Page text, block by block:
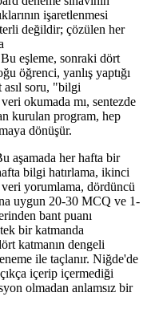
işaretlenmesi
değildir; çözülen her
eşleme, sonraki dört
öğrenci, yanlış yaptığı
soru, "bilgi
okumada mı, sentezde
kurulan program, hep
dönüşür.
aşamada her hafta bir
bilgi hatırlama, ikinci
yorumlama, dördüncü
uygun 20-30 MCQ ve 1-
bant puanı
bir katmanda
katmanın dengeli
ile taçlanır. Niğde'de
içerip içermediği
olmadan anlamsız bir